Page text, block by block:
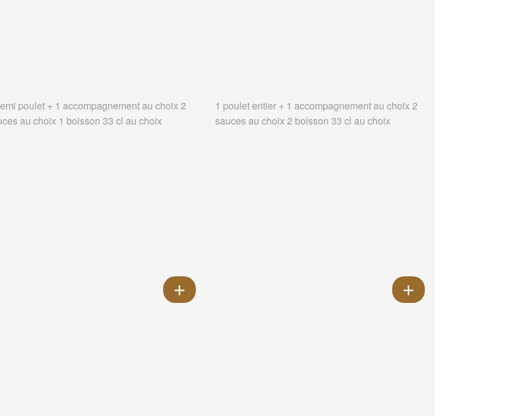
poulet + 1 accompagnement au choix 2
au choix 1 boisson 33 cl au choix
1 poulet entier + 1 accompagnement au choix 2
sauces au choix 2 boisson 33 cl au choix